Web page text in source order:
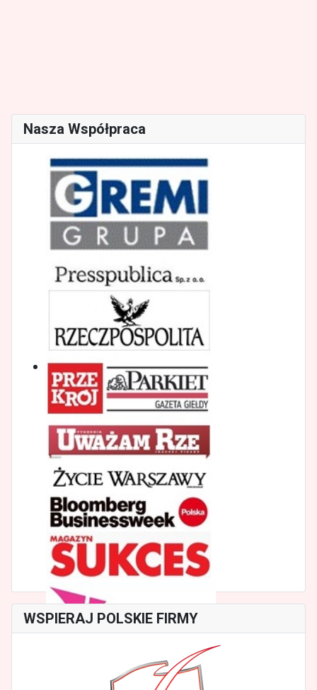
Nasza Współpraca
WSPIERAJ POLSKIE FIRMY